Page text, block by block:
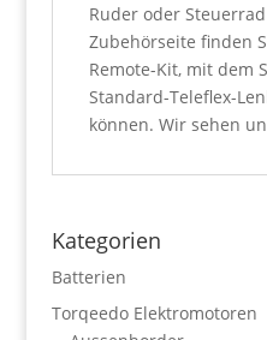
Ruder oder
Zubehörseite finden
Remote-Kit, mit dem
Standard-Teleflex-
können. Wir sehen
Kategorien
Batterien
Torqeedo Elektromotoren